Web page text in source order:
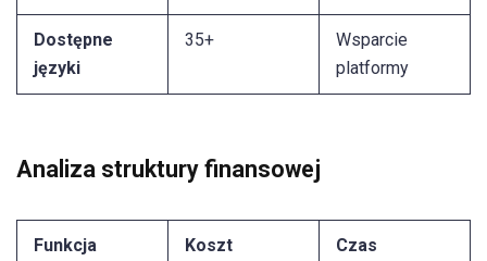
Dostępne
języki
35+
Wsparcie
platformy
Analiza struktury finansowej
Funkcja Koszt
Czas